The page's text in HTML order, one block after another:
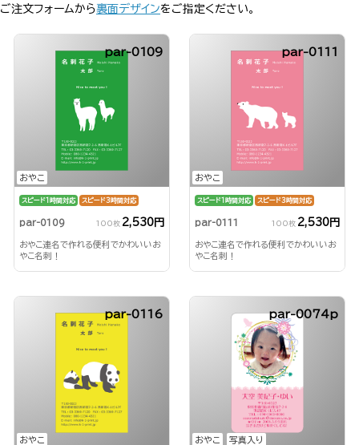
ご注文フォームから裏面デザインをご指定ください。
おやこ
par-0109
スピード1時間対応 スピード3時間対応
par-0109 100枚 2,530円
おやこ連名で作れる便利でかわいいお
やこ名刺！
おやこ
par-0111
スピード1時間対応 スピード3時間対応
par-0111 100枚 2,530円
おやこ連名で作れる便利でかわいいお
やこ名刺！
おやこ
par-0116
おやこ 写真入り
par-0074p